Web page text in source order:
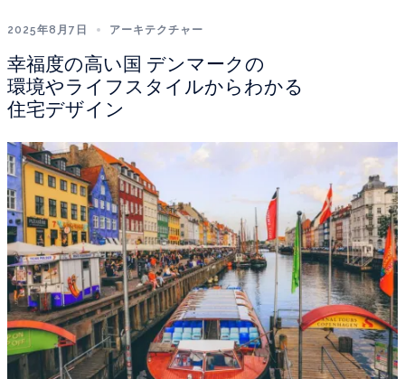
2025年8月7日 アーキテクチャー
幸福度の高い国 デンマークの
環境やライフスタイルからわかる
住宅デザイン